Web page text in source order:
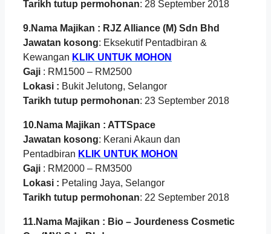
Tarikh tutup permohonan: 28 September 2018
9.Nama Majikan : RJZ Alliance (M) Sdn Bhd
Jawatan kosong: Eksekutif Pentadbiran &
Kewangan KLIK UNTUK MOHON
Gaji : RM1500 – RM2500
Lokasi : Bukit Jelutong, Selangor
Tarikh tutup permohonan: 23 September 2018
10.Nama Majikan : ATTSpace
Jawatan kosong: Kerani Akaun dan
Pentadbiran KLIK UNTUK MOHON
Gaji : RM2000 – RM3500
Lokasi : Petaling Jaya, Selangor
Tarikh tutup permohonan: 22 September 2018
11.Nama Majikan : Bio – Jourdeness Cosmetic